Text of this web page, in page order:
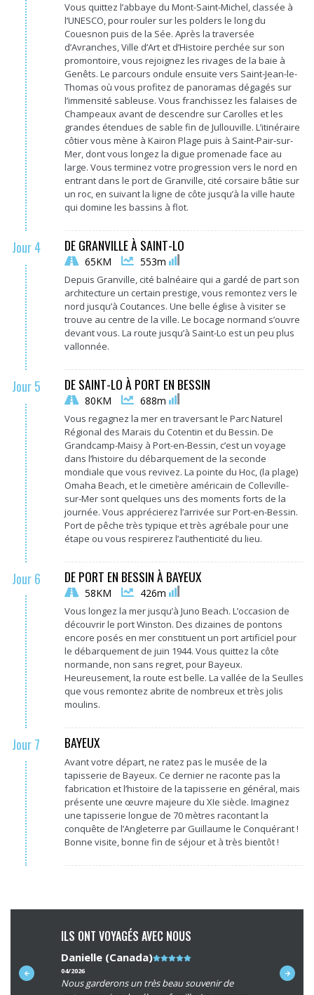
Vous quittez l’abbaye du Mont-Saint-Michel, classée à
l’UNESCO, pour rouler sur les polders le long du
Couesnon puis de la Sée. Après la traversée
d’Avranches, Ville d’Art et d’Histoire perchée sur son
promontoire, vous rejoignez les rivages de la baie à
Genêts. Le parcours ondule ensuite vers Saint-Jean-le-
Thomas où vous profitez de panoramas dégagés sur
l’immensité sableuse. Vous franchissez les falaises de
Champeaux avant de descendre sur Carolles et les
grandes étendues de sable fin de Jullouville. L’itinéraire
côtier vous mène à Kairon Plage puis à Saint-Pair-sur-
Mer, dont vous longez la digue promenade face au
large. Vous terminez votre progression vers le nord en
entrant dans le port de Granville, cité corsaire bâtie sur
un roc, en suivant la ligne de côte jusqu’à la ville haute
qui domine les bassins à flot.
Jour 4 DE GRANVILLE À SAINT-LO
65KM 553m
Depuis Granville, cité balnéaire qui a gardé de part son
architecture un certain prestige, vous remontez vers le
nord jusqu’à Coutances. Une belle église à visiter se
trouve au centre de la ville. Le bocage normand s’ouvre
devant vous. La route jusqu’à Saint-Lo est un peu plus
vallonnée.
Jour 5 DE SAINT-LO À PORT EN BESSIN
80KM 688m
Vous regagnez la mer en traversant le Parc Naturel
Régional des Marais du Cotentin et du Bessin. De
Grandcamp-Maisy à Port-en-Bessin, c’est un voyage
dans l’histoire du débarquement de la seconde
mondiale que vous revivez. La pointe du Hoc, (la plage)
Omaha Beach, et le cimetière américain de Colleville-
sur-Mer sont quelques uns des moments forts de la
journée. Vous apprécierez l’arrivée sur Port-en-Bessin.
Port de pêche très typique et très agrébale pour une
étape ou vous respirerez l’authenticité du lieu.
Jour 6 DE PORT EN BESSIN À BAYEUX
58KM 426m
Vous longez la mer jusqu’à Juno Beach. L’occasion de
découvrir le port Winston. Des dizaines de pontons
encore posés en mer constituent un port artificiel pour
le débarquement de juin 1944. Vous quittez la côte
normande, non sans regret, pour Bayeux.
Heureusement, la route est belle. La vallée de la Seulles
que vous remontez abrite de nombreux et très jolis
moulins.
Jour 7 BAYEUX
Avant votre départ, ne ratez pas le musée de la
tapisserie de Bayeux. Ce dernier ne raconte pas la
fabrication et l’histoire de la tapisserie en général, mais
présente une œuvre majeure du XIe siècle. Imaginez
une tapisserie longue de 70 mètres racontant la
conquête de l’Angleterre par Guillaume le Conquérant !
Bonne visite, bonne fin de séjour et à très bientôt !
ILS ONT VOYAGÉS AVEC NOUS
trajets
Danielle (Canada)Note
client
04/2026
Nous garderons un très beau souvenir de
08/2024
Toujours